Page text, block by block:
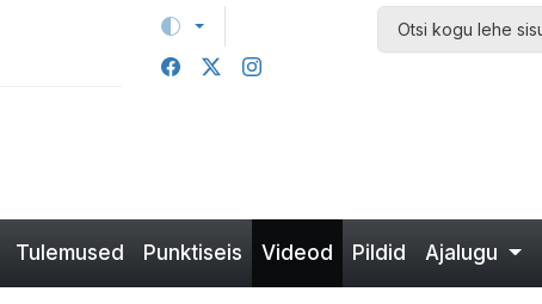
Tulemused Punktiseis Videod Pildid Ajalugu